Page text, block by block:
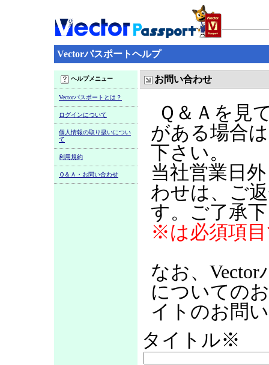
Vectorパスポートヘルプ
ヘルプメニュー
Vectorパスポートとは？
ログインについて
個人情報の取り扱いについ
て
利用規約
Ｑ＆Ａ・お問い合わせ
お問い合わせ
Ｑ＆Ａを見
がある場合
下さい。
当社営業日
わせは、ご
す。ご了承
※は必須項
なお、
についての
イトのお問
タイトル※